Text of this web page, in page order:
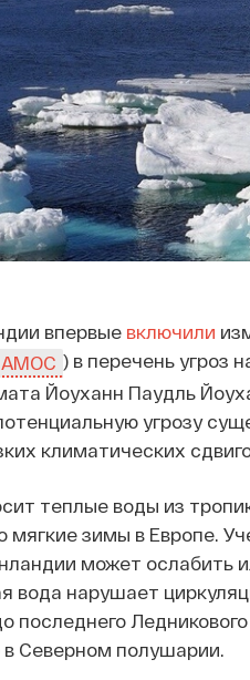
впервые включили
AMOC ) в перечень угроз
Йоуханн Паудль
угрозу
климатических
теплые воды из
мягкие зимы в Европе.
может ослабить
вода нарушает
последнего
Северном полушарии.